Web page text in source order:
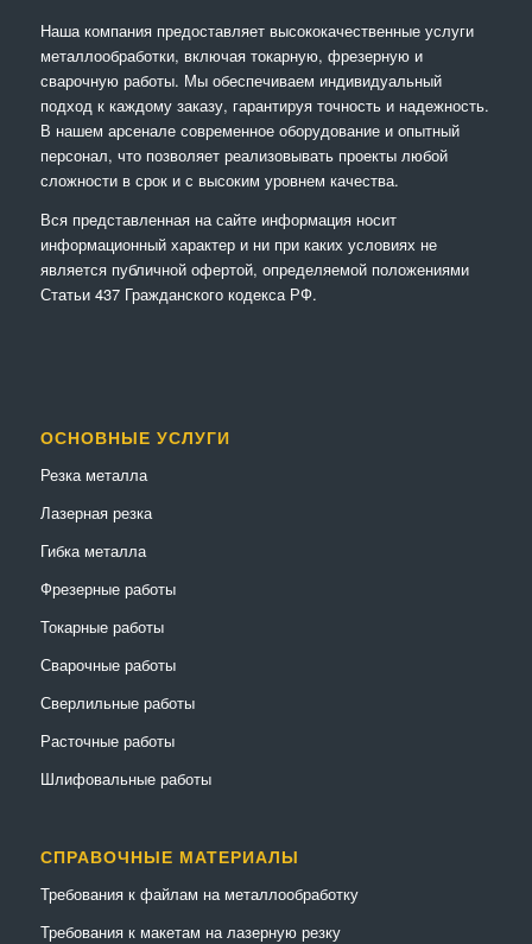
Наша компания предоставляет высококачественные услуги
металлообработки, включая токарную, фрезерную и
сварочную работы. Мы обеспечиваем индивидуальный
подход к каждому заказу, гарантируя точность и надежность.
В нашем арсенале современное оборудование и опытный
персонал, что позволяет реализовывать проекты любой
сложности в срок и с высоким уровнем качества.
Вся представленная на сайте информация носит
информационный характер и ни при каких условиях не
является публичной офертой, определяемой положениями
Статьи 437 Гражданского кодекса РФ.
ОСНОВНЫЕ УСЛУГИ
Резка металла
Лазерная резка
Гибка металла
Фрезерные работы
Токарные работы
Сварочные работы
Сверлильные работы
Расточные работы
Шлифовальные работы
СПРАВОЧНЫЕ МАТЕРИАЛЫ
Требования к файлам на металлообработку
Требования к макетам на лазерную резку